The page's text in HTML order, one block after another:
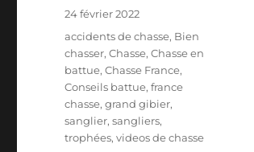
P
b
l
i
e
24 février 2022
C
a
t
é
g
o
r
accidents de chasse, Bien
chasser,Chasse,Chasse en
battue,Chasse France,
Conseils battue,france
chasse,grand gibier,
sanglier,sangliers,
trophées,videos de chasse